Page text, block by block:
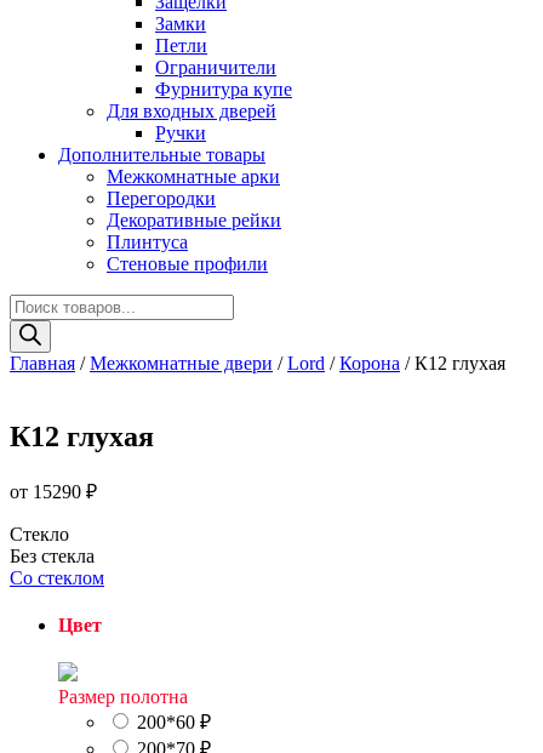
Замки
Петли
Ограничители
Фурнитура купе
Для входных дверей
Ручки
Дополнительные товары
Межкомнатные арки
Перегородки
Декоративные рейки
Плинтуса
Стеновые профили
Поиск
товаров
Главная /Межкомнатные двери /Lord /Корона / К12 глухая
К12 глухая
от 15290 ₽
Стекло
Без стекла
Со стеклом
Цвет
Размер полотна
200*60 ₽